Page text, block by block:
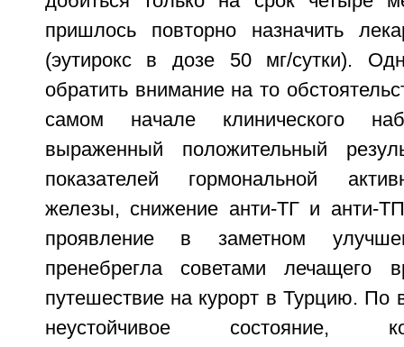
пришлось повторно назначить
(эутирокс в дозе 50 мг/сутки).
обратить внимание на то
самом начале клинического
выраженный положительный
показателей гормональной
железы, снижение анти-ТГ и анти-
проявление в заметном
пренебрегла советами лечащего
путешествие на курорт в Турцию. По
неустойчивое состояние,